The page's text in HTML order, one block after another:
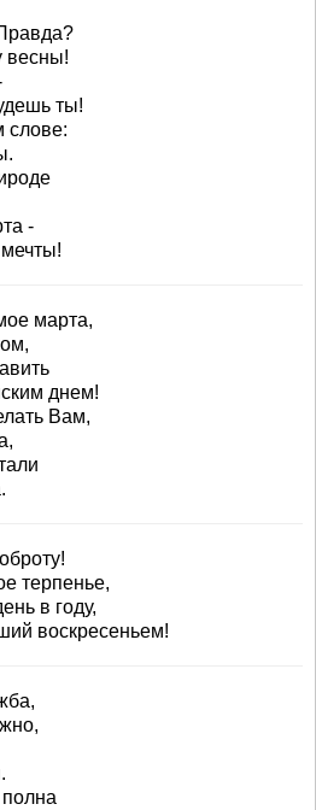
весны!
ты!
слове:
-
марта,
днем!
Вам,
терпенье,
в году,
воскресеньем!
полна